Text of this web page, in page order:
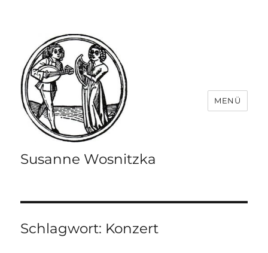
Susanne Wosnitzka
MENÜ
Schlagwort: Konzert